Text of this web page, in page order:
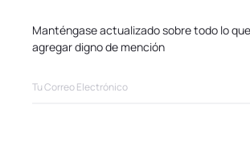
Manténgase actualizado sobre todo lo
agregar digno de mención